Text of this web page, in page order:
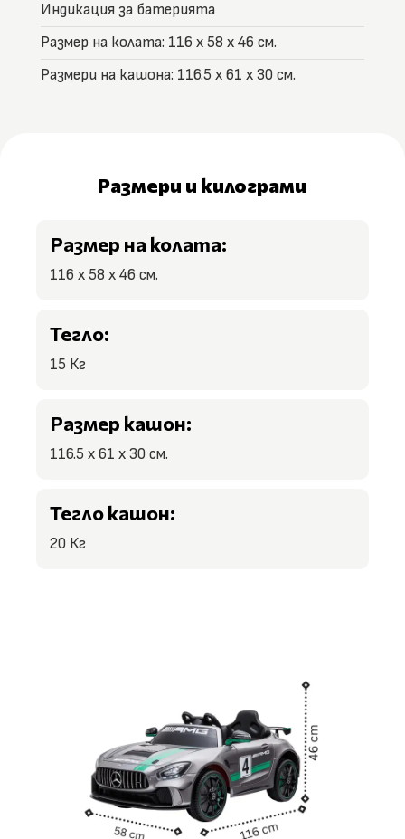
Индикация за батерията
Размер на колата: 116 x 58 x 46 см.
Размери на кашона: 116.5 x 61 x 30 см.
Размери и килограми
Размер на колата:
116 x 58 x 46 см.
Тегло:
15 Кг
Размер кашон:
116.5 x 61 x 30 см.
Тегло кашон:
20 Кг